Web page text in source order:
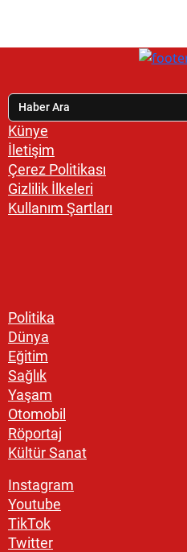
Künye
İletişim
Çerez Politikası
Gizlilik İlkeleri
Kullanım Şartları
Politika
Dünya
Eğitim
Sağlık
Yaşam
Otomobil
Röportaj
Kültür Sanat
Instagram
Youtube
TikTok
Twitter